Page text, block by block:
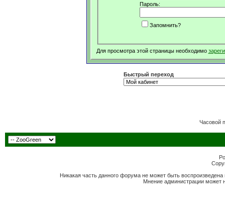
Пароль:
Запомнить?
Для просмотра этой страницы необходимо
Быстрый переход
Часовой
Никакая часть данного форума не может быть
Мнение администрации может